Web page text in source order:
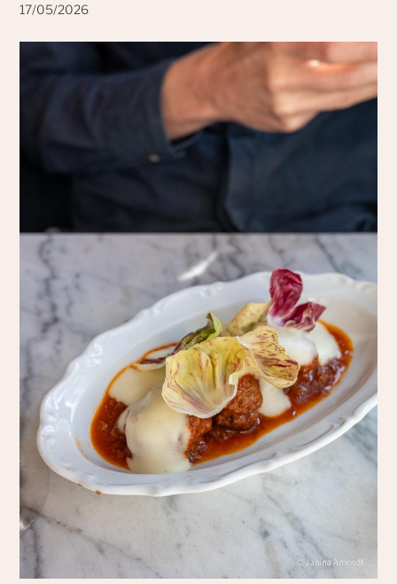
17/05/2026